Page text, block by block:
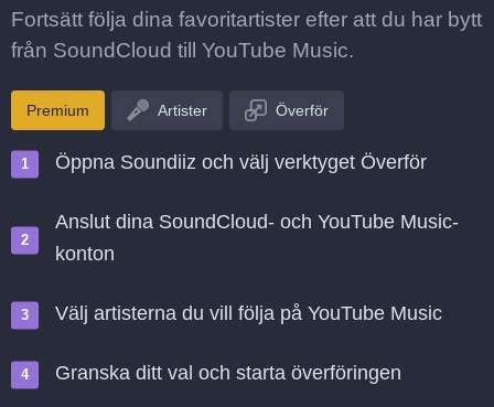
Fortsätt följa dina favoritartister efter att du har bytt
från SoundCloud till YouTube Music.
Premium Artister Överför
Öppna Soundiiz och välj verktyget Överför
Anslut dina SoundCloud- och YouTube Music-
konton
Välj artisterna du vill följa på YouTube Music
Granska ditt val och starta överföringen